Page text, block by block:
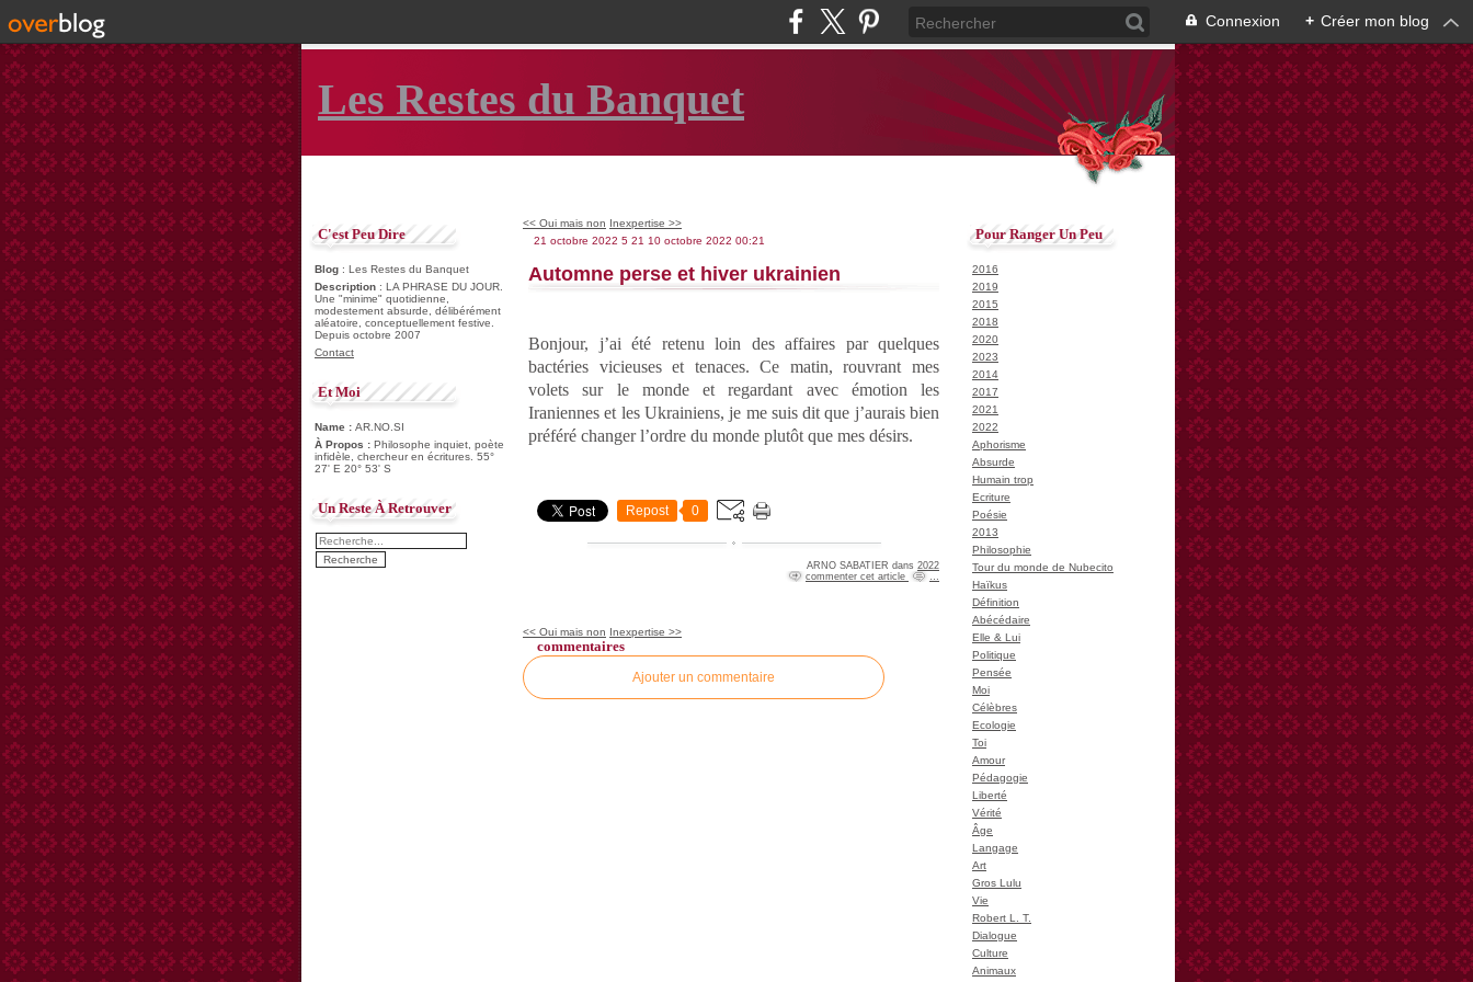
Connexion + Créer mon blog
Les Restes du Banquet
C'est Peu Dire
Blog : Les Restes du Banquet
Description : LA PHRASE DU JOUR.
Une "minime" quotidienne,
modestement absurde, délibérément
aléatoire, conceptuellement festive.
Depuis octobre 2007
Contact
Et Moi
Name : AR.NO.SI
À Propos : Philosophe inquiet, poète
infidèle, chercheur en écritures. 55°
27' E 20° 53' S
Un Reste À Retrouver
<< Oui mais non Inexpertise >>
21 octobre 2022 5 21 10 octobre 2022 00:21
Automne perse et hiver ukrainien
Bonjour, j’ai été retenu loin des affaires par quelques
bactéries vicieuses et tenaces. Ce matin, rouvrant mes
volets sur le monde et regardant avec émotion les
Iraniennes et les Ukrainiens, je me suis dit que j’aurais bien
préféré changer l’ordre du monde plutôt que mes désirs.
Repost 0
ARNO SABATIER dans 2022
commenter cet article
<< Oui mais non Inexpertise >>
commentaires
Ajouter un commentaire
Pour Ranger Un Peu
2016
2019
2015
2018
2020
2023
2014
2017
2021
2022
Aphorisme
Absurde
Humain trop
Ecriture
Poésie
2013
Philosophie
Tour du monde de Nubecito
Haïkus
Définition
Abécédaire
Elle & Lui
Politique
Pensée
Moi
Célèbres
Ecologie
Toi
Amour
Pédagogie
Liberté
Vérité
Âge
Langage
Art
Gros Lulu
Vie
Robert L. T.
Dialogue
Culture
Animaux